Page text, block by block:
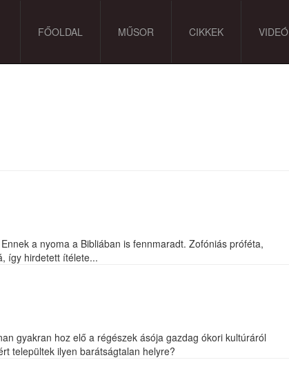
FŐOLDAL MŰSOR CIKKEK VIDEÓ
a nyoma a Bibliában is fennmaradt. Zofóniás próféta,
így hirdetett ítélete...
gyakran hoz elő a régészek ásója gazdag ókori kultúráról
települtek ilyen barátságtalan helyre?